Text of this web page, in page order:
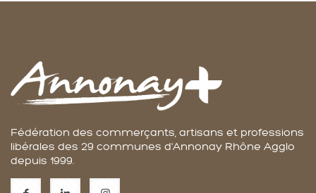
Fédération des commerçants, artisans et professions
libérales des 29 communes d'Annonay Rhône Agglo
depuis 1999.